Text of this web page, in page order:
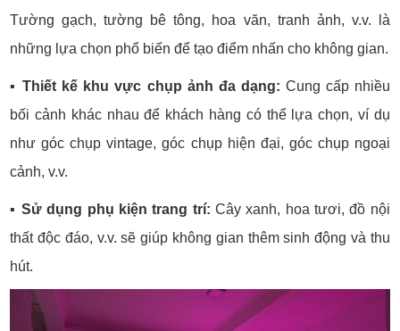
Tường gạch, tường bê tông, hoa văn, tranh ảnh, v.v. là
những lựa chọn phổ biến để tạo điểm nhấn cho không gian.
▪️Thiết kế khu vực chụp ảnh đa dạng: Cung cấp nhiều
bối cảnh khác nhau để khách hàng có thể lựa chọn, ví dụ
như góc chụp vintage, góc chụp hiện đại, góc chụp ngoại
cảnh, v.v.
▪️ Sử dụng phụ kiện trang trí: Cây xanh, hoa tươi, đồ nội
thất độc đáo, v.v. sẽ giúp không gian thêm sinh động và thu
hút.